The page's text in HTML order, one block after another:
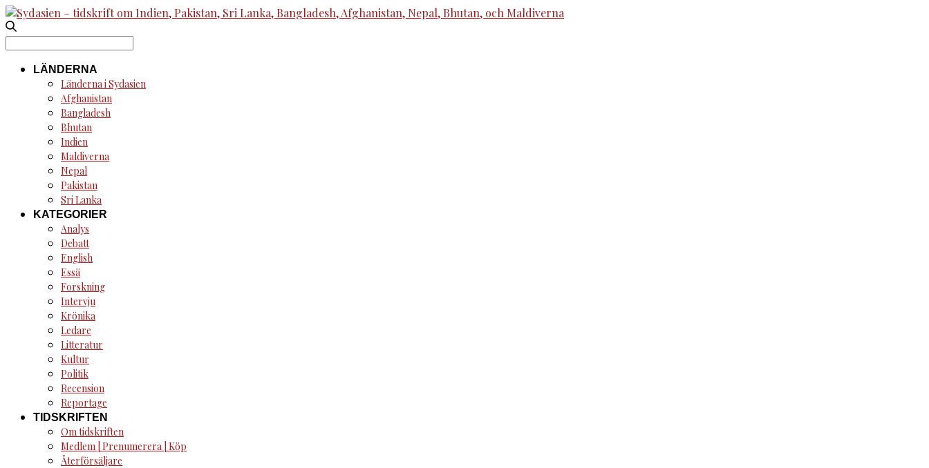
Search
LÄNDERNA
Länderna i Sydasien
Afghanistan
Bangladesh
Bhutan
Indien
Maldiverna
Nepal
Pakistan
Sri Lanka
KATEGORIER
Analys
Debatt
English
Essä
Forskning
Intervju
Krönika
Ledare
Litteratur
Kultur
Politik
Recension
Reportage
TIDSKRIFTEN
Om tidskriften
Medlem | Prenumerera | Köp
Återförsäljare